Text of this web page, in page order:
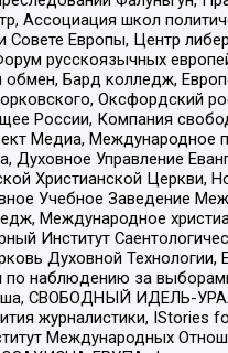
Ассоциация школ
Совете Европы, Центр
русскоязычных
Бард колледж,
Оксфордский
России, Компания
Медиа, Международное
Духовное Управление
Христианской Церкви,
Учебное Заведение
Международное
Институт
Духовной Технологии,
по наблюдению за
СВОБОДНЫЙ ИДЕЛЬ-
журналистики, IStories
Международных